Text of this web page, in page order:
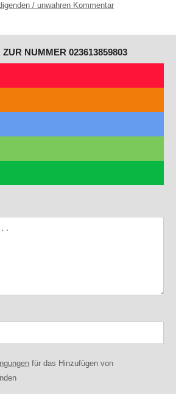
/ unwahren Kommentar
NUMMER 023613859803
für das Hinzufügen von